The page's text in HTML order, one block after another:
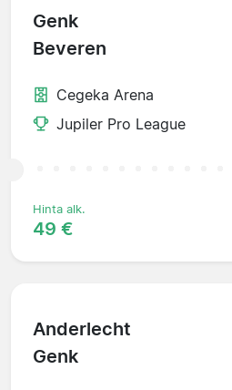
Genk
Beveren
Cegeka Arena
Jupiler Pro League
Hinta alk.
49 €
Anderlecht
Genk